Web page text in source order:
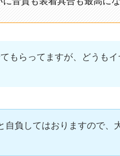
もらってますが、どうも
自負してはおりますので、